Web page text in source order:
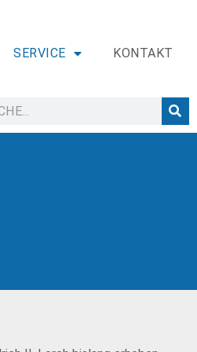
SERVICE KONTAKT